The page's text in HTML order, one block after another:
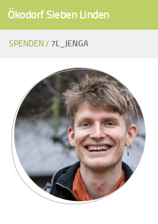
Unter dem Inhalt
Ökodorf Sieben Linden
SPENDEN / 7L_JENGA